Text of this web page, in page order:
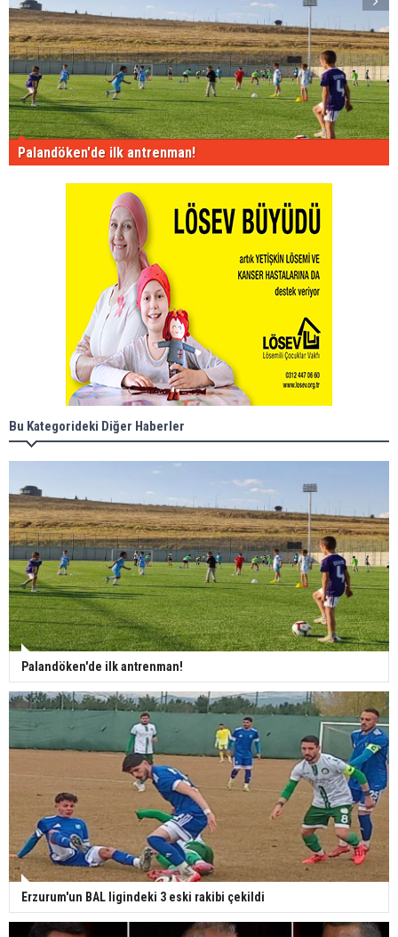
Palandöken'de ilk antrenman!
Bu Kategorideki Diğer Haberler
Palandöken'de ilk antrenman!
Erzurum'un BAL ligindeki 3 eski rakibi çekildi